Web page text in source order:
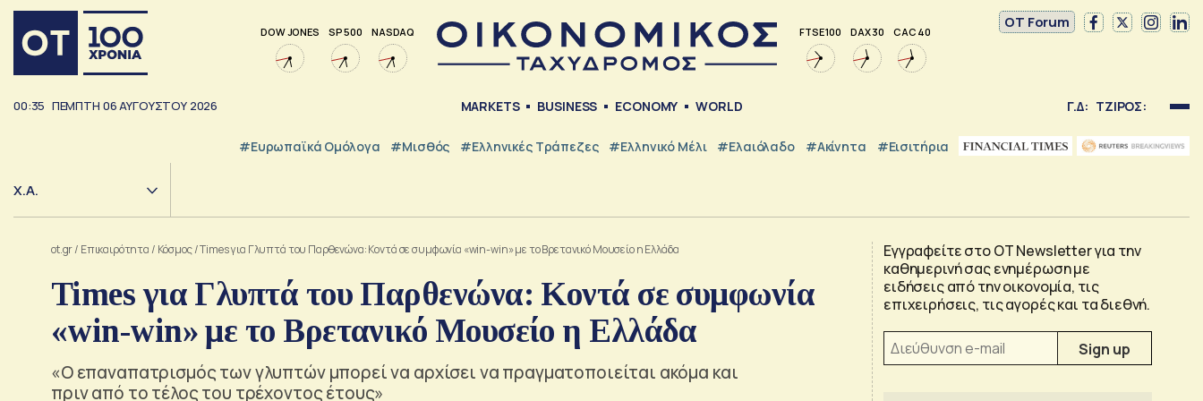
DOW JONES SP 500 NASDAQ FTSE 100 DAX 30 CAC 40
OT Forum
00:35 ΠΕΜΠΤΗ 06ΑΥΓΟΥΣΤΟΥ 2026 MARKETS BUSINESS ECONOMY WORLD Γ.Δ: ΤΖΙΡΟΣ:
#Ευρωπαϊκά Ομόλογα #Μισθός #ελληνικές Τράπεζες #Ελληνικό Μέλι #Ελαιόλαδο #Ακίνητα #εισιτήρια
Χ.Α.
ot.gr/ Επικαιρότητα / Κόσμος/Times για Γλυπτά του Παρθενώνα: Κοντά σε συμφωνία «win-win» με το Βρετανικό Μουσείο η Ελλάδα
Times για Γλυπτά του Παρθενώνα: Κοντά σε συμφωνία
«win-win» με το Βρετανικό Μουσείο η Ελλάδα
«Ο επαναπατρισμός των γλυπτών μπορεί να αρχίσει να πραγματοποιείται ακόμα και
πριν από το τέλος του τρέχοντος έτους»
Εγγραφείτε στο OT Newsletter για την
καθημερινή σας ενημέρωση με
ειδήσεις από την οικονομία, τις
επιχειρήσεις, τις αγορές και τα διεθνή.